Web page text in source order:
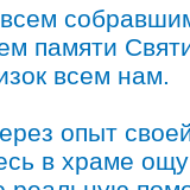
памяти
всем нам.
опыт
в храме